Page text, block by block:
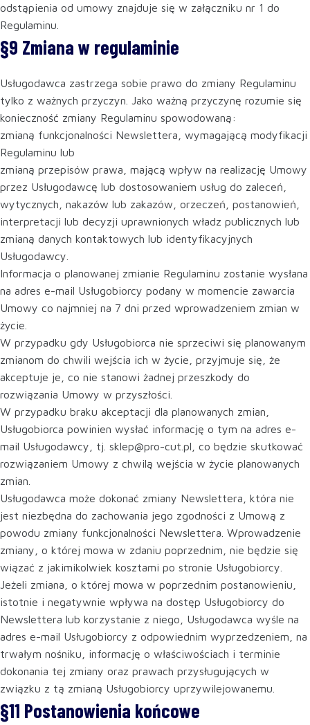
odstąpienia od umowy znajduje się w załączniku nr 1 do
Regulaminu.
§9 Zmiana w regulaminie
Usługodawca zastrzega sobie prawo do zmiany Regulaminu
tylko z ważnych przyczyn. Jako ważną przyczynę rozumie się
konieczność zmiany Regulaminu spowodowaną:
zmianą funkcjonalności Newslettera, wymagającą modyfikacji
Regulaminu lub
zmianą przepisów prawa, mającą wpływ na realizację Umowy
przez Usługodawcę lub dostosowaniem usług do zaleceń,
wytycznych, nakazów lub zakazów, orzeczeń, postanowień,
interpretacji lub decyzji uprawnionych władz publicznych lub
zmianą danych kontaktowych lub identyfikacyjnych
Usługodawcy.
Informacja o planowanej zmianie Regulaminu zostanie wysłana
na adres e-mail Usługobiorcy podany w momencie zawarcia
Umowy co najmniej na 7 dni przed wprowadzeniem zmian w
życie.
W przypadku gdy Usługobiorca nie sprzeciwi się planowanym
zmianom do chwili wejścia ich w życie, przyjmuje się, że
akceptuje je, co nie stanowi żadnej przeszkody do
rozwiązania Umowy w przyszłości.
W przypadku braku akceptacji dla planowanych zmian,
Usługobiorca powinien wysłać informację o tym na adres e-
mail Usługodawcy, tj. sklep@pro-cut.pl, co będzie skutkować
rozwiązaniem Umowy z chwilą wejścia w życie planowanych
zmian.
Usługodawca może dokonać zmiany Newslettera, która nie
jest niezbędna do zachowania jego zgodności z Umową z
powodu zmiany funkcjonalności Newslettera. Wprowadzenie
zmiany, o której mowa w zdaniu poprzednim, nie będzie się
wiązać z jakimikolwiek kosztami po stronie Usługobiorcy.
Jeżeli zmiana, o której mowa w poprzednim postanowieniu,
istotnie i negatywnie wpływa na dostęp Usługobiorcy do
Newslettera lub korzystanie z niego, Usługodawca wyśle na
adres e-mail Usługobiorcy z odpowiednim wyprzedzeniem, na
trwałym nośniku, informację o właściwościach i terminie
dokonania tej zmiany oraz prawach przysługujących w
związku z tą zmianą Usługobiorcy uprzywilejowanemu.
§11 Postanowienia końcowe